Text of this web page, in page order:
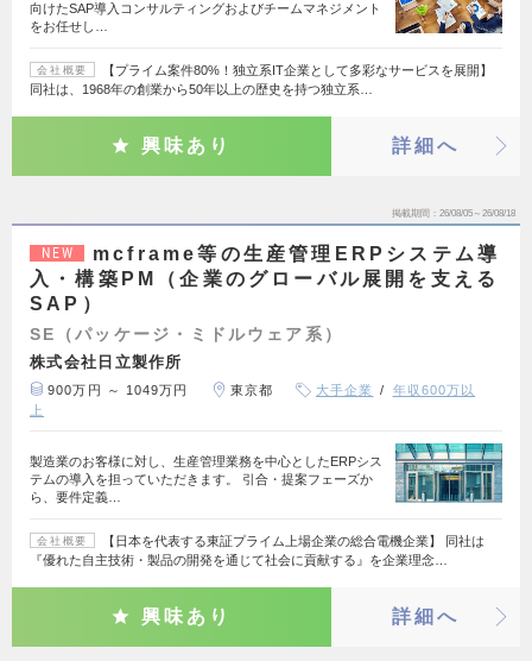
向けたSAP導入コンサルティングおよびチームマネジメント
をお任せし…
会社概要
【プライム案件80%！独立系IT企業として多彩なサービスを展開】
同社は、1968年の創業から50年以上の歴史を持つ独立系…
興味あり 詳細へ
掲載期間 26/08/05～26/08/18
NEW
mcframe等の生産管理ERPシステム導
入・構築PM（企業のグローバル展開を支える
SAP）
SE（パッケージ・ミドルウェア系）
株式会社日立製作所
900万円 ～ 1049万円 東京都 大手企業
年収600万以
上
製造業のお客様に対し、生産管理業務を中心としたERPシス
テムの導入を担っていただきます。 引合・提案フェーズか
ら、要件定義…
会社概要
【日本を代表する東証プライム上場企業の総合電機企業】 同社は
『優れた自主技術・製品の開発を通じて社会に貢献する』を企業理念…
興味あり 詳細へ